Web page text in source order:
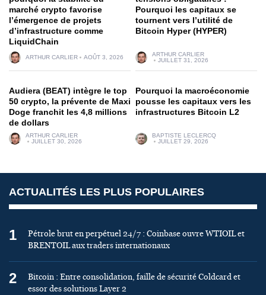
marché crypto favorise
l’émergence de projets
d’infrastructure comme
LiquidChain
ARTHUR CARLIER AOÛT 3, 2026
Pourquoi les capitaux se
tournent vers l’utilité de
Bitcoin Hyper (HYPER)
ARTHUR CARLIER
JUILLET 31, 2026
Audiera (BEAT) intègre le top
50 crypto, la prévente de Maxi
Doge franchit les 4,8 millions
de dollars
ARTHUR CARLIER
JUILLET 30, 2026
Pourquoi la macroéconomie
pousse les capitaux vers les
infrastructures Bitcoin L2
BAPTISTE LECLERCQ
JUILLET 29, 2026
ACTUALITÉS LES PLUS POPULAIRES
1
Pétrole brut en perpétuel 24/7 : Coinbase ouvre WTIOIL et
BRENTOIL aux traders internationaux
2
Bitcoin : Entre consolidation, faille de sécurité Coldcard et
essor des solutions Layer 2